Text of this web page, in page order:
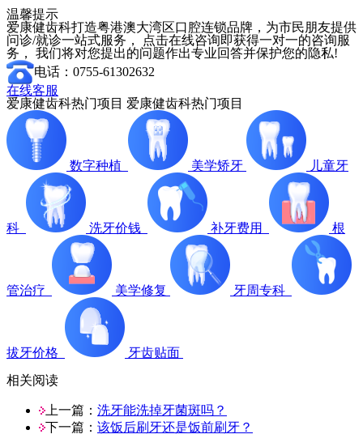
温馨提示
爱康健齿科打造粤港澳大湾区口腔连锁品牌，为市民朋友提供
问诊/就诊一站式服务， 点击在线咨询即获得一对一的咨询服
务， 我们将对您提出的问题作出专业回答并保护您的隐私!
电话：0755-61302632
在线客服
爱康健齿科热门项目 爱康健齿科热门项目
数字种植 美学矫牙 儿童牙
科 洗牙价钱 补牙费用 根
管治疗 美学修复 牙周专科
拔牙价格
牙齿贴面
相关阅读
上一篇： 洗牙能洗掉牙菌斑吗？
下一篇： 该饭后刷牙还是饭前刷牙？